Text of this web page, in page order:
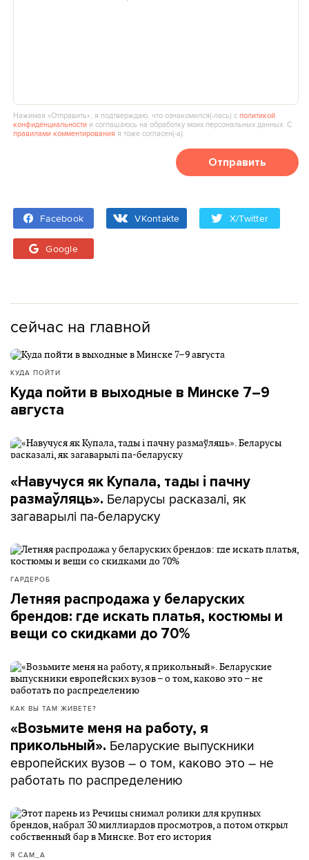
Нажимая «Отправить», я подтверждаю, что ознакомился(‑лась) сполитикой
конфиденциальности и соглашаюсь на обработку моих персональных данных. С
правилами комментирования я тоже согласен(‑а).
Отправить
Facebook VKontakte X/Twitter
Google
сейчас на главной
КУДА ПОЙТИ
Куда пойти в выходные в Минске 7–9
августа
«Навучуся як Купала, тады і пачну
размаўляць». Беларусы расказалі, як
загаварылі па-беларуску
ГАРДЕРОБ
Летняя распродажа у беларуских
брендов: где искать платья, костюмы и
вещи со скидками до 70%
КАК ВЫ ТАМ ЖИВЕТЕ?
«Возьмите меня на работу, я
прикольный». Беларуские выпускники
европейских вузов – о том, каково это – не
работать по распределению
Я САМ_А